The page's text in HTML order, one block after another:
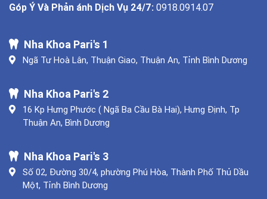
Góp Ý Và Phản ánh Dịch Vụ 24/7: 0918.0914.07
Nha Khoa Pari's 1
Ngã Tư Hoà Lân, Thuận Giao, Thuận An, Tỉnh Bình Dương
Nha Khoa Pari's 2
16 Kp Hưng Phước ( Ngã Ba Cầu Bà Hai), Hưng Định, Tp
Thuận An, Bình Dương
Nha Khoa Pari's 3
Số 02, Đường 30/4, phường Phú Hòa, Thành Phố Thủ Dầu
Một, Tỉnh Bình Dương